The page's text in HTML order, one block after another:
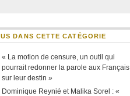
DANS CETTE CATÉGORIE
« La motion de censure, un outil qui
pourrait redonner la parole aux Français
sur leur destin »
Dominique Reynié et Malika Sorel : «